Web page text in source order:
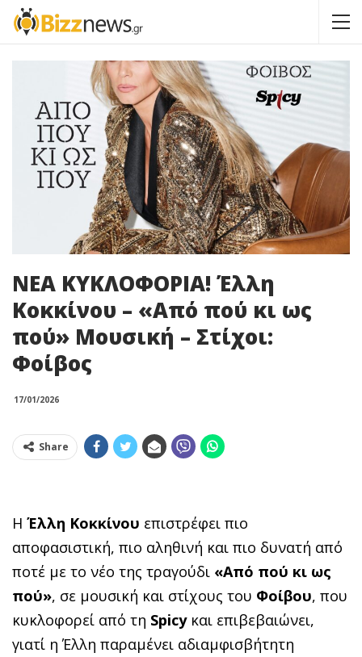
ΝΕΑ ΚΥΚΛΟΦΟΡΙΑ! Έλλη
Κοκκίνου – «Από πού κι ως
πού» Μουσική – Στίχοι:
Φοίβος
17/01/2026
Share
Η Έλλη Κοκκίνου επιστρέφει πιο
αποφασιστική, πιο αληθινή και πιο δυνατή από
ποτέ με το νέο της τραγούδι «Από πού κι ως
πού», σε μουσική και στίχους του Φοίβου, που
κυκλοφορεί από τη Spicyκαι επιβεβαιώνει,
γιατί η Έλλη παραμένει αδιαμφισβήτητη